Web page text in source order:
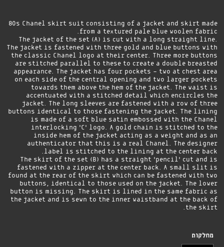
80s Chanel skirt suit consisting of a jacket and skirt made
from a textured pale blue woolen fabric.
The jacket of the set (A) is cut with a long straight line.
The jacket is fastened with three gold and blue buttons with
the classic Chanel logo at their center. Three more buttons
are stitched parallel to these to create a double breasted
appearance. The jacket has four pockets - two at chest area
on each side of the central opening and two larger pockets
towards them above the hem of the jacket. The waist is
accentuated with a stitched detail which encircles the
jacket. The long sleeves are fastened with a row of three
buttons identical to those fastening the jacket. The lining
is made of a soft blue satin embossed with the Chanel
interlocking 'C' logo. A gold chain is stitched to the
inside hem of the jacket acting as a weight and as an
authenticator that this is a real Chanel. The designer
label is stitched to the lining at the center back.
The skirt of the set (B) has a straight 'pencil' cut and is
fastened with a zipper at the center back. A small slit is
found at the rear of the skirt which can be fastened with two
buttons, identical to those used on the jacket. The lower
button is missing. The skirt is lined in the same fabric as
the jacket and is sewn to the inner waistband at the back of
the skirt.
מחלקות